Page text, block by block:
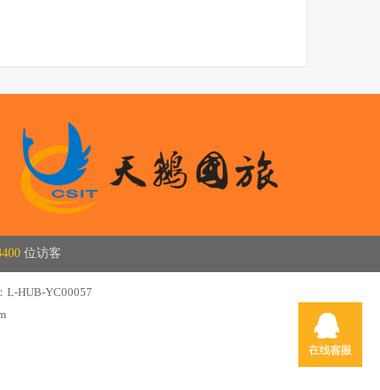
位访客
L-HUB-YC00057